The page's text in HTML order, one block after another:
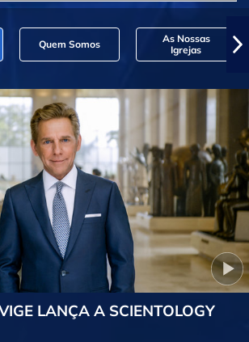
Quem Somos
As Nossas
Igrejas
LANÇA A SCIENTOLOGY